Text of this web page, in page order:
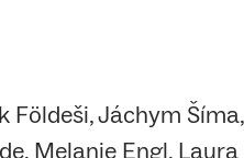
Földeši, Jáchym
Melanie Engl,